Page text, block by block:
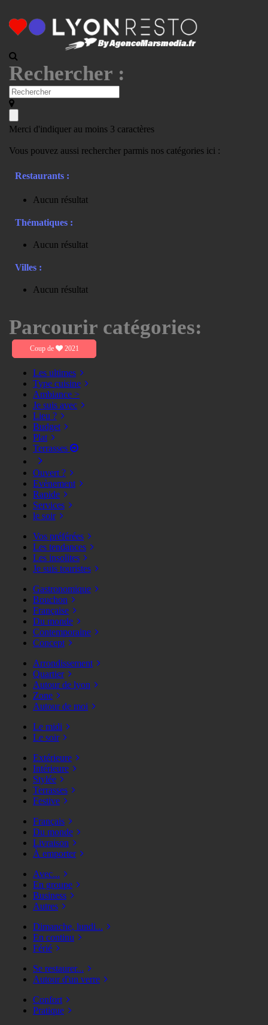
Rechercher :
Merci d'indiquer au moins 3 caractères
Vous pouvez aussi rechercher parmis nos catégories ici :
Restaurants :
Aucun résultat
Thématiques :
Aucun résultat
Villes :
Aucun résultat
Parcourir catégories:
Coup de 2021
Les ultimes
Type cuisine
Ambiance >
Je suis avec
Lieu ?
Budget
Plat
Terrasses
Ouvert ?
Evènement
Rapide
Services
le soir
Vos préférées
Les tendances
Les insolites
Je suis touristes
Gastronomique
Bouchon
Française
Du monde
Contemporaine
Concept
Arrondissement
Quartier
Autour de lyon
Zone
Autour de moi
Le midi
Le soir
Extérieure
Intérieure
Stylée
Terrasses
Festive
Français
Du monde
Livraison
À emporter
Avec...
En groupe
Business
Autres
Dimanche, lundi...
En continu
Férié
Se restaurer...
Autour d'un verre
Confort
Pratique